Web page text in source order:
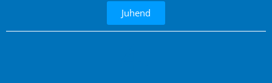
Juhend